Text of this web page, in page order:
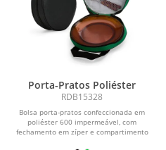
Porta-Pratos Poliéster
RDB15328
Bolsa porta-pratos confeccionada em
poliéster 600 impermeável, com
fechamento em zíper e compartimento